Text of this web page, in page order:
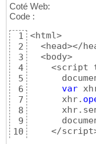
Coté Web:
Code :
1
2
3
4
5
6
7
8
9
10
<html>
<head></
  <body>
<script
var
      xhr.
</